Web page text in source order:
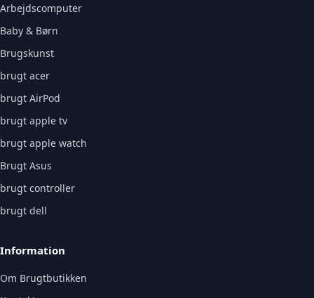
Arbejdscomputer
Baby & Børn
Brugskunst
brugt acer
brugt AirPod
brugt apple tv
brugt apple watch
Brugt Asus
brugt controller
brugt dell
Information
Om Brugtbutikken